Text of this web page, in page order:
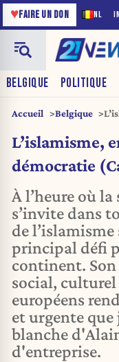
NL
♥FAIRE UN DON
BELGIQUE POLITIQUE
Accueil Belgique
L’islamisme,
démocratie
À l’heure où
s’invite dans
de l’islamisme
principal défi
continent.
social,
européens
et urgente
blanche
d'entreprise.